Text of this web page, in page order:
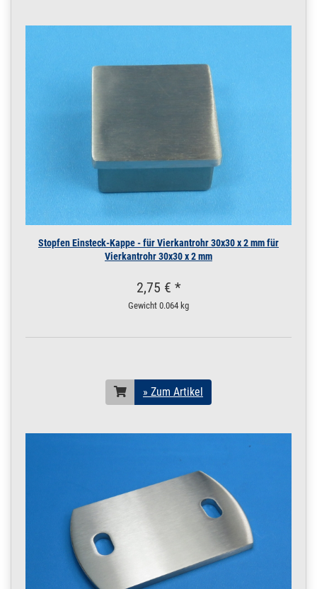
Stopfen Einsteck-Kappe - für Vierkantrohr 30x30 x 2 mm für
Vierkantrohr 30x30 x 2 mm
2,75 € *
Gewicht 0.064 kg
» Zum Artikel